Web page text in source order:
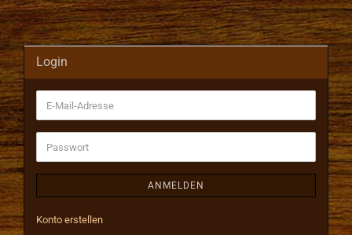
Login
E-
Mail-
Adresse
Passwort
ANMELDEN
Konto erstellen